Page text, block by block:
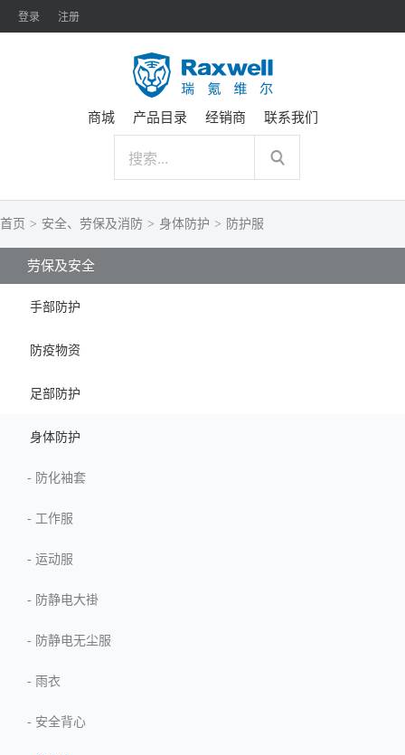
登录 注册
商城 产品目录 经销商 联系我们
首页 > 安全、劳保及消防 > 身体防护 > 防护服
劳保及安全
手部防护
防疫物资
足部防护
身体防护
- 防化袖套
- 工作服
- 运动服
- 防静电大褂
- 防静电无尘服
- 雨衣
- 安全背心